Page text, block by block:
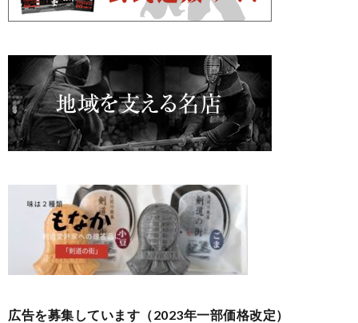
広告を募集しています（2023年一部価格改定）